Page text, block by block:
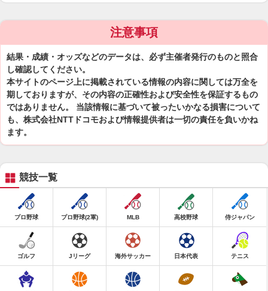
注意事項
結果・成績・オッズなどのデータは、必ず主催者発行のものと照合
し確認してください。
本サイトのページ上に掲載されている情報の内容に関しては万全を
期しておりますが、その内容の正確性および安全性を保証するもの
ではありません。 当該情報に基づいて被ったいかなる損害について
も、株式会社NTTドコモおよび情報提供者は一切の責任を負いかね
ます。
競技一覧
プロ野球 プロ野球(2軍) MLB 高校野球 侍ジャパン
ゴルフ Jリーグ 海外サッカー 日本代表 テニス